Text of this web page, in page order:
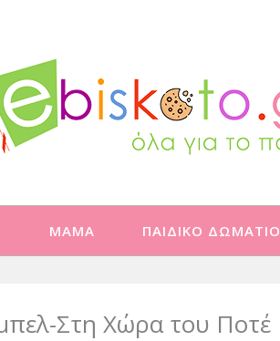
ΜΑΜΑ ΠΑΙΔΙΚΟ ΔΩΜΑΤΙΟ
Στη Χώρα του Ποτέ